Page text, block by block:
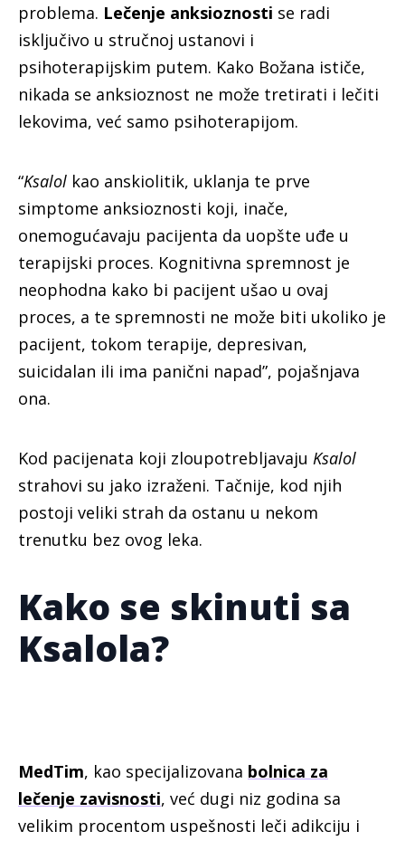
problema. Lečenje anksioznosti se radi
isključivo u stručnoj ustanovi i
psihoterapijskim putem. Kako Božana ističe,
nikada se anksioznost ne može tretirati i lečiti
lekovima, već samo psihoterapijom.
“Ksalol kao anskiolitik, uklanja te prve
simptome anksioznosti koji, inače,
onemogućavaju pacijenta da uopšte uđe u
terapijski proces. Kognitivna spremnost je
neophodna kako bi pacijent ušao u ovaj
proces, a te spremnosti ne može biti ukoliko je
pacijent, tokom terapije, depresivan,
suicidalan ili ima panični napad”, pojašnjava
ona.
Kod pacijenata koji zloupotrebljavaju Ksalol
strahovi su jako izraženi. Tačnije, kod njih
postoji veliki strah da ostanu u nekom
trenutku bez ovog leka.
Kako se skinuti sa
Ksalola?
MedTim, kao specijalizovana bolnica za
lečenje zavisnosti, već dugi niz godina sa
velikim procentom uspešnosti leči adikciju i